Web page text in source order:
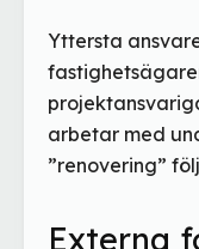
Yttersta
arbetar med
”renovering”
Externa